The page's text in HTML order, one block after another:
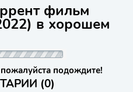
фильм
в хорошем
подождите!
(0)